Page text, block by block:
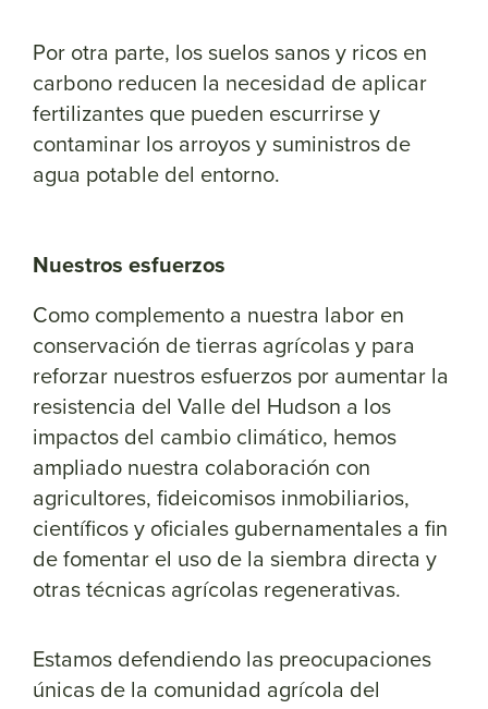
Por otra parte, los suelos sanos y ricos en
carbono reducen la necesidad de aplicar
fertilizantes que pueden escurrirse y
contaminar los arroyos y suministros de
agua potable del entorno.
Nuestros esfuerzos
Como complemento a nuestra labor en
conservación de tierras agrícolas y para
reforzar nuestros esfuerzos por aumentar la
resistencia del Valle del Hudson a los
impactos del cambio climático, hemos
ampliado nuestra colaboración con
agricultores, fideicomisos inmobiliarios,
científicos y oficiales gubernamentales a fin
de fomentar el uso de la siembra directa y
otras técnicas agrícolas regenerativas.
Estamos defendiendo las preocupaciones
únicas de la comunidad agrícola del